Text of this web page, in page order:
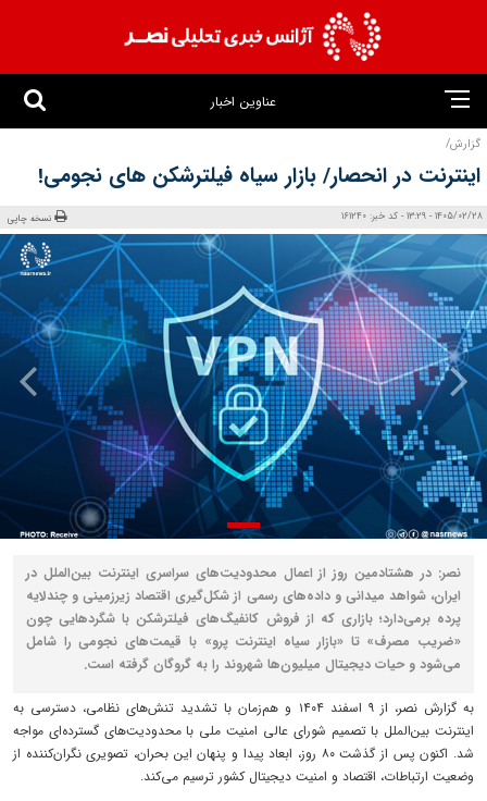
عناوین اخبار
گزارش/
اینترنت در انحصار/ بازار سیاه فیلترشکن‌ های نجومی!
1405/02/28 - 13:29 - کد خبر: 161240 نسخه چاپی
نصر: در هشتادمین روز از اعمال محدودیت‌های سراسری اینترنت بین‌الملل در
ایران، شواهد میدانی و داده‌های رسمی از شکل‌گیری اقتصاد زیرزمینی و چندلایه
پرده برمی‌دارد؛ بازاری که از فروش کانفیگ‌های فیلترشکن با شگردهایی چون
«ضریب مصرف» تا «بازار سیاه اینترنت پرو» با قیمت‌های نجومی را شامل
می‌شود و حیات دیجیتال میلیون‌ها شهروند را به گروگان گرفته است.
به گزارش نصر، از ۹ اسفند ۱۴۰۴ و هم‌زمان با تشدید تنش‌های نظامی، دسترسی به
اینترنت بین‌الملل با تصمیم شورای عالی امنیت ملی با محدودیت‌های گسترده‌ای مواجه
شد. اکنون پس از گذشت ۸۰ روز، ابعاد پیدا و پنهان این بحران، تصویری نگران‌کننده از
وضعیت ارتباطات، اقتصاد و امنیت دیجیتال کشور ترسیم می‌کند.